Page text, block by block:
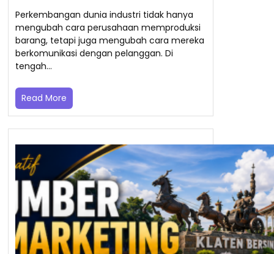
Perkembangan dunia industri tidak hanya
mengubah cara perusahaan memproduksi
barang, tetapi juga mengubah cara mereka
berkomunikasi dengan pelanggan. Di
tengah…
Read More